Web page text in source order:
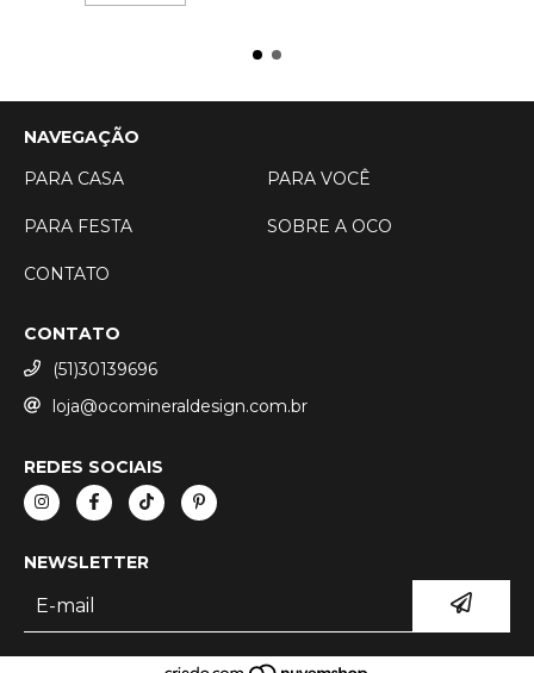
NAVEGAÇÃO
PARA CASA
PARA VOCÊ
PARA FESTA SOBRE A OCO
CONTATO
CONTATO
(51)30139696
loja@ocomineraldesign.com.br
REDES SOCIAIS
NEWSLETTER